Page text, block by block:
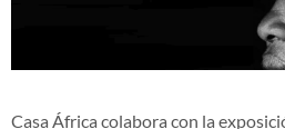
Casa África colabora con la